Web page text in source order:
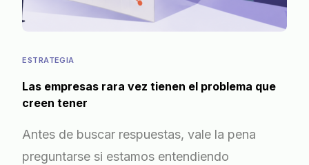
ESTRATEGIA
Las empresas rara vez tienen el problema que
creen tener
Antes de buscar respuestas, vale la pena
preguntarse si estamos entendiendo